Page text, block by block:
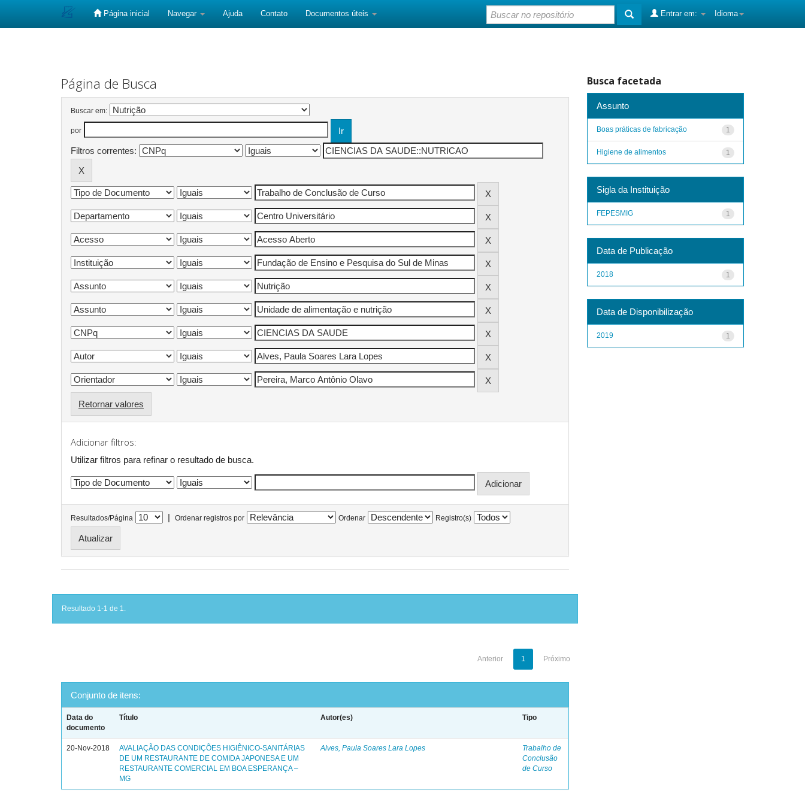
Página inicial Navegar Ajuda Contato Documentos úteis Idioma
Entrar em:
Página de Busca
Buscar em:
por
Filtros correntes:
Retornar valores
Adicionar filtros:
Utilizar filtros para refinar o resultado de busca.
Resultados/Página | Ordenar registros por Ordenar Registro(s)
Resultado 1-1 de 1.
Anterior 1 Próximo
Conjunto de itens:
Data do
documento
Título Autor(es) Tipo
20-Nov-2018
AVALIAÇÃO DAS CONDIÇÕES HIGIÊNICO-SANITÁRIAS
DE UM RESTAURANTE DE COMIDA JAPONESA E UM
RESTAURANTE COMERCIAL EM BOA ESPERANÇA –
MG
Alves, Paula Soares Lara Lopes
Trabalho de
Conclusão
de Curso
Busca facetada
Assunto
1
Boas práticas de fabricação
1
Higiene de alimentos
Sigla da Instituição
1
FEPESMIG
Data de Publicação
1
2018
Data de Disponibilização
1
2019